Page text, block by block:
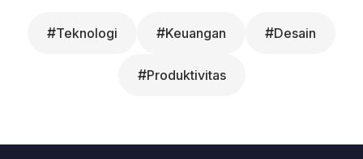
#Teknologi #Keuangan #Desain
#Produktivitas